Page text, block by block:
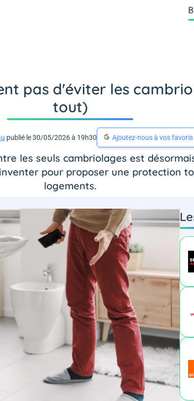
pas d'éviter les
tout)
publié le 30/05/2026 à 19h30 Ajoutez-nous à vos favoris
les seuls cambriolages est
pour proposer une protection
logements.